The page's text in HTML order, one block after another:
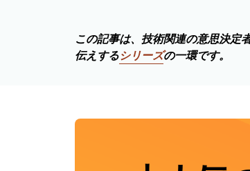
この記事は、技術関連の意思決定
伝えするシリーズの一環です。